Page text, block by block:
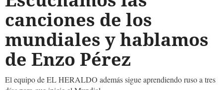
canciones de los
mundiales y hablamos
de Enzo Pérez
El equipo de EL HERALDO además sigue aprendiendo ruso a tres